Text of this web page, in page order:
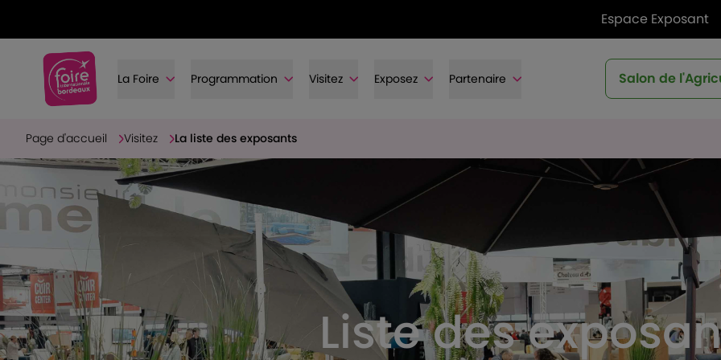
Espace Exposant
La Foire Programmation Visitez Exposez Partenaire Salon de
Page d'accueil Visitez La liste des exposants
Liste des